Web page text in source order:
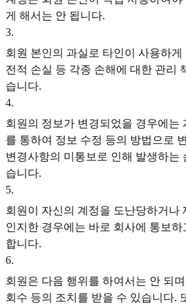
게 해서는 안 됩니다.
3.
회원 본인의 과실로 타인이 사용하
전적 손실 등 각종 손해에 대한 관리
습니다.
4.
회원의 정보가 변경되었을 경우에는
를 통하여 정보 수정 등의 방법으로
변경사항의 미통보로 인해 발생하는
습니다.
5.
회원이 자신의 계정을 도난당하거나
인지한 경우에는 바로 회사에 통보
합니다.
6.
회원은 다음 행위를 하여서는 안 되
회수 등의 조치를 받을 수 있습니다.